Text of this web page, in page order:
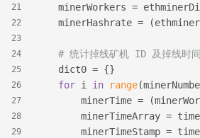
21
22
23
24
25
26
27
28
29
minerWorkers =
minerHashrate =
# 统计掉线矿机 ID 及掉线时间
    dict0 = {}
for i in range
minerTime =
minerTimeArray =
minerTimeStamp =